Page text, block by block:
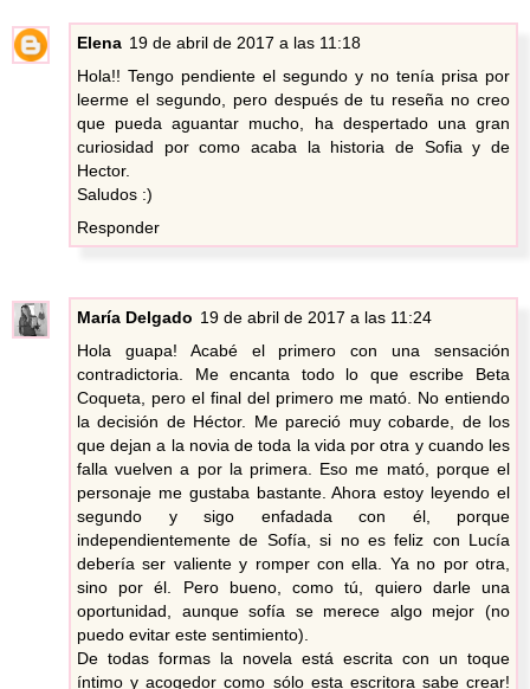
Elena 19 de abril de 2017 a las 11:18
Hola!! Tengo pendiente el segundo y no tenía prisa por
leerme el segundo, pero después de tu reseña no creo
que pueda aguantar mucho, ha despertado una gran
curiosidad por como acaba la historia de Sofia y de
Hector.
Saludos :)
Responder
María Delgado 19 de abril de 2017 a las 11:24
Hola guapa! Acabé el primero con una sensación
contradictoria. Me encanta todo lo que escribe Beta
Coqueta, pero el final del primero me mató. No entiendo
la decisión de Héctor. Me pareció muy cobarde, de los
que dejan a la novia de toda la vida por otra y cuando les
falla vuelven a por la primera. Eso me mató, porque el
personaje me gustaba bastante. Ahora estoy leyendo el
segundo y sigo enfadada con él, porque
independientemente de Sofía, si no es feliz con Lucía
debería ser valiente y romper con ella. Ya no por otra,
sino por él. Pero bueno, como tú, quiero darle una
oportunidad, aunque sofía se merece algo mejor (no
puedo evitar este sentimiento).
De todas formas la novela está escrita con un toque
íntimo y acogedor como sólo esta escritora sabe crear!